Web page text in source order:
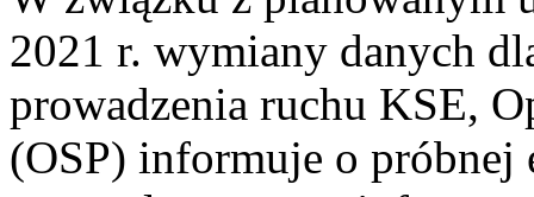
2021 r. wymiany danych
prowadzenia ruchu KSE,
(OSP) informuje o próbnej